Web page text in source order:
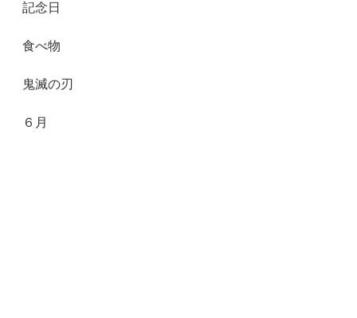
記念日
食べ物
鬼滅の刃
６月